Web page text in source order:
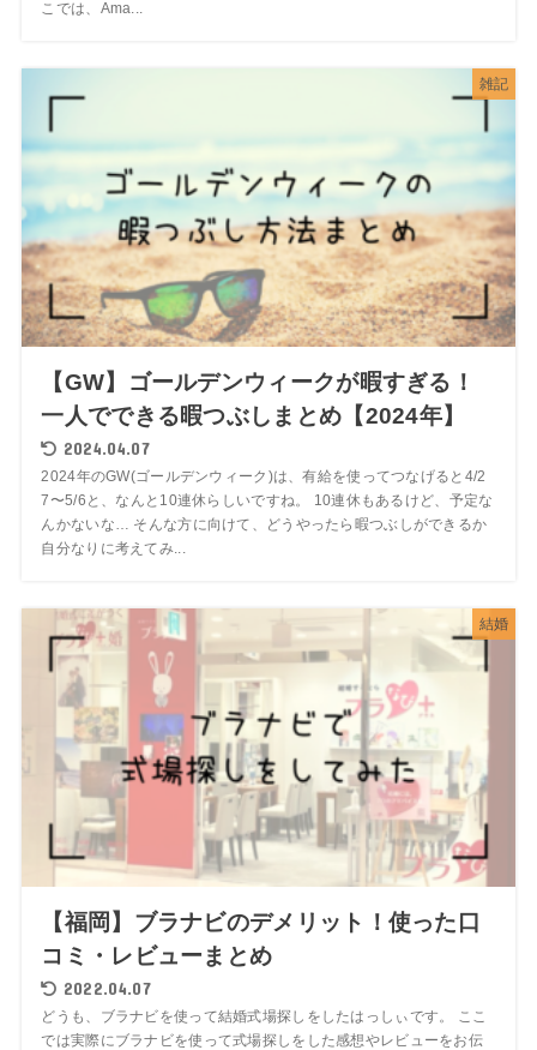
こでは、Ama...
雑記
【GW】ゴールデンウィークが暇すぎる！
一人でできる暇つぶしまとめ【2024年】
2024.04.07
2024年のGW(ゴールデンウィーク)は、有給を使ってつなげると4/2
7〜5/6と、なんと10連休らしいですね。 10連休もあるけど、予定な
んかないな… そんな方に向けて、どうやったら暇つぶしができるか
自分なりに考えてみ...
結婚
【福岡】ブラナビのデメリット！使った口
コミ・レビューまとめ
2022.04.07
どうも、ブラナビを使って結婚式場探しをしたはっしぃです。 ここ
では実際にブラナビを使って式場探しをした感想やレビューをお伝